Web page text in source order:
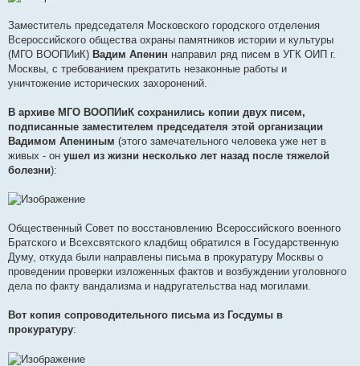
Заместитель председателя Московского городского отделения
Всероссийского общества охраны памятников истории и культуры
(МГО ВООПИиК) Вадим Апенин направил ряд писем в УГК ОИП г.
Москвы, с требованием прекратить незаконные работы и
уничтожение исторических захоронений.
В архиве МГО ВООПИиК сохранились копии двух писем,
подписанные заместителем председателя этой организации
Вадимом Апениным (этого замечательного человека уже нет в
живых - он ушел из жизни несколько лет назад после тяжелой
болезни):
Общественный Совет по восстановлению Всероссийского военного
Братского и Всехсвятского кладбищ обратился в Государственную
Думу, откуда были направлены письма в прокуратуру Москвы о
проведении проверки изложенных фактов и возбуждении уголовного
дела по факту вандализма и надругательства над могилами.
Вот копия сопроводительного письма из Госдумы в
прокуратуру: